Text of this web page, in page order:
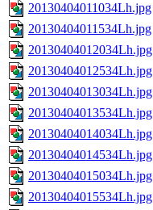
20130404011034Lh.jpg
20130404011534Lh.jpg
20130404012034Lh.jpg
20130404012534Lh.jpg
20130404013034Lh.jpg
20130404013534Lh.jpg
20130404014034Lh.jpg
20130404014534Lh.jpg
20130404015034Lh.jpg
20130404015534Lh.jpg